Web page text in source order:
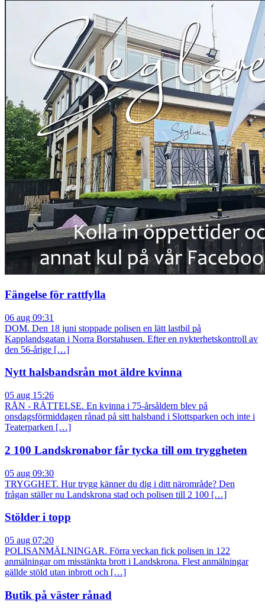
Fängelse för rattfylla
06 aug 09:31
DOM. Den 18 juni stoppade polisen en lätt lastbil på
Kapplandsgatan i Norra Borstahusen. Efter en nykterhetskontroll av
den 56-årige […]
Nytt halsbandsrån mot äldre kvinna
05 aug 15:26
RÅN - RÄTTELSE. En kvinna i 75-årsåldern blev på
onsdagsförmiddagen rånad på sitt halsband i Slottsparken och inte i
Teaterparken […]
2 100 Landskronabor får tycka till om tryggheten
05 aug 09:30
TRYGGHET. Hur trygg känner du dig i ditt närområde? Den
frågan ställer nu Landskrona stad och polisen till 2 100 […]
Stölder i topp
05 aug 07:20
POLISANMÄLNINGAR. Förra veckan fick polisen in 122
anmälningar om misstänkta brott i Landskrona. Flest anmälningar
gällde stöld utan inbrott och […]
Butik på väster rånad